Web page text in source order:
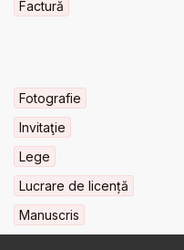
Factură
Fotografie
Invitaţie
Lege
Lucrare de licență
Manuscris